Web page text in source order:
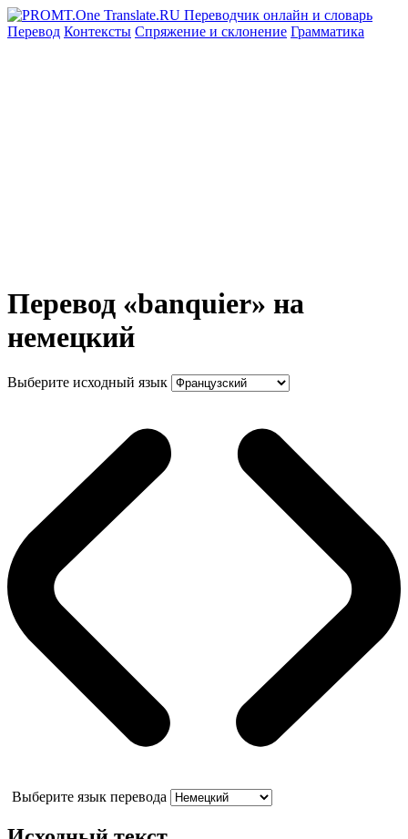
Перевод Контексты Спряжение и склонение Грамматика
Перевод «banquier» на
немецкий
Выберите исходный язык
Выберите язык перевода